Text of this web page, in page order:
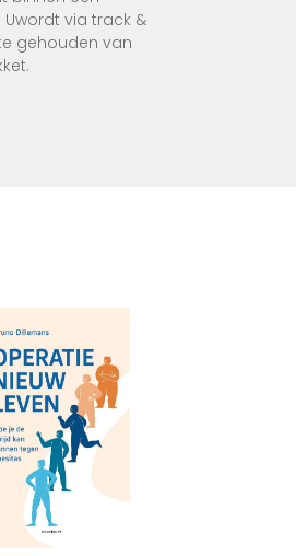
via track &
gehouden van